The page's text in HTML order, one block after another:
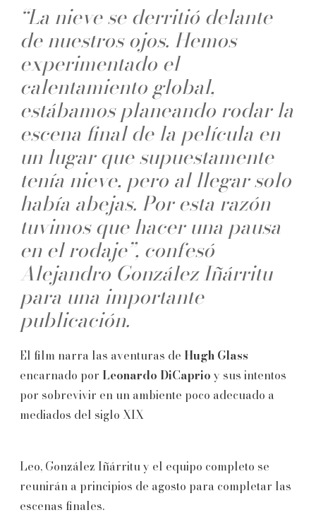
“La nieve se derritió delante
de nuestros ojos. Hemos
experimentado el
calentamiento global,
estábamos planeando rodar la
escena final de la película en
un lugar que supuestamente
tenía nieve, pero al llegar solo
había abejas. Por esta razón
tuvimos que hacer una pausa
en el rodaje”, confesó
Alejandro González Iñárritu
para una importante
publicación.
El film narra las aventuras de Hugh Glass
encarnado por Leonardo DiCaprio y sus intentos
por sobrevivir en un ambiente poco adecuado a
mediados del siglo XIX
Leo, González Iñárritu y el equipo completo se
reunirán a principios de agosto para completar las
escenas finales.